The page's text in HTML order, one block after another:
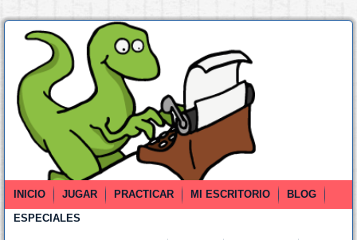
INICIO JUGAR PRACTICAR MI ESCRITORIO
BLOG
ESPECIALES